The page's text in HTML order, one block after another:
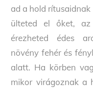
ad a hold
ülteted el őket, az
érezheted édes
növény fehér és
alatt. Ha körben
mikor virágoznak a